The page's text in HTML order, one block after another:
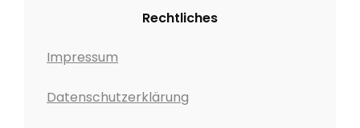
Rechtliches
Impressum
Datenschutzerklärung